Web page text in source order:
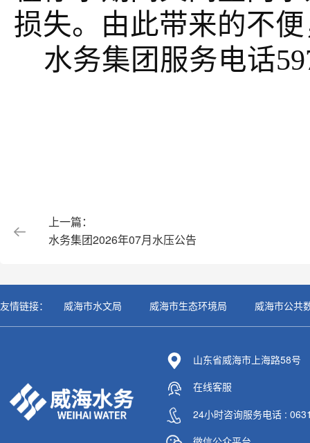
损失。由此带来的不
水务集团服务电话
上一篇：
水务集团2026年07月水压公告
友情链接： 威海市水文局 威海市生态环境局 威海市公共
山东省威海市上海路58号
在线客服
24小时咨询服务电话 :